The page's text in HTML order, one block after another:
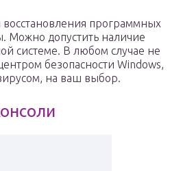
программных
Можно допустить наличие
системе. В любом случае не
безопасности Windows,
на ваш выбор.